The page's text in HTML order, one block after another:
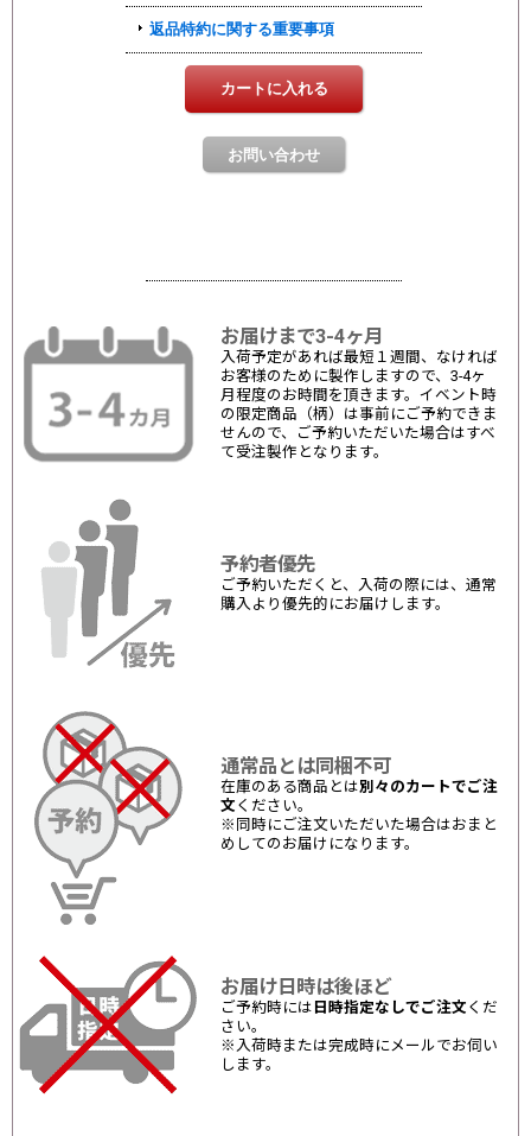
お届けまで3-4ヶ月
入荷予定があれば最短１週間、なければ
お客様のために製作しますので、3-4ヶ
月程度のお時間を頂きます。イベント時
の限定商品（柄）は事前にご予約できま
せんので、ご予約いただいた場合はすべ
て受注製作となります。
予約者優先
ご予約いただくと、入荷の際には、通常
購入より優先的にお届けします。
通常品とは同梱不可
在庫のある商品とは別々のカートでご注
文 ください。
※同時にご注文いただいた場合はおまと
めしてのお届けになります。
お届け日時は後ほど
ご予約時には 日時指定なしでご注文 くだ
さい。
※入荷時または完成時にメールでお伺い
します。